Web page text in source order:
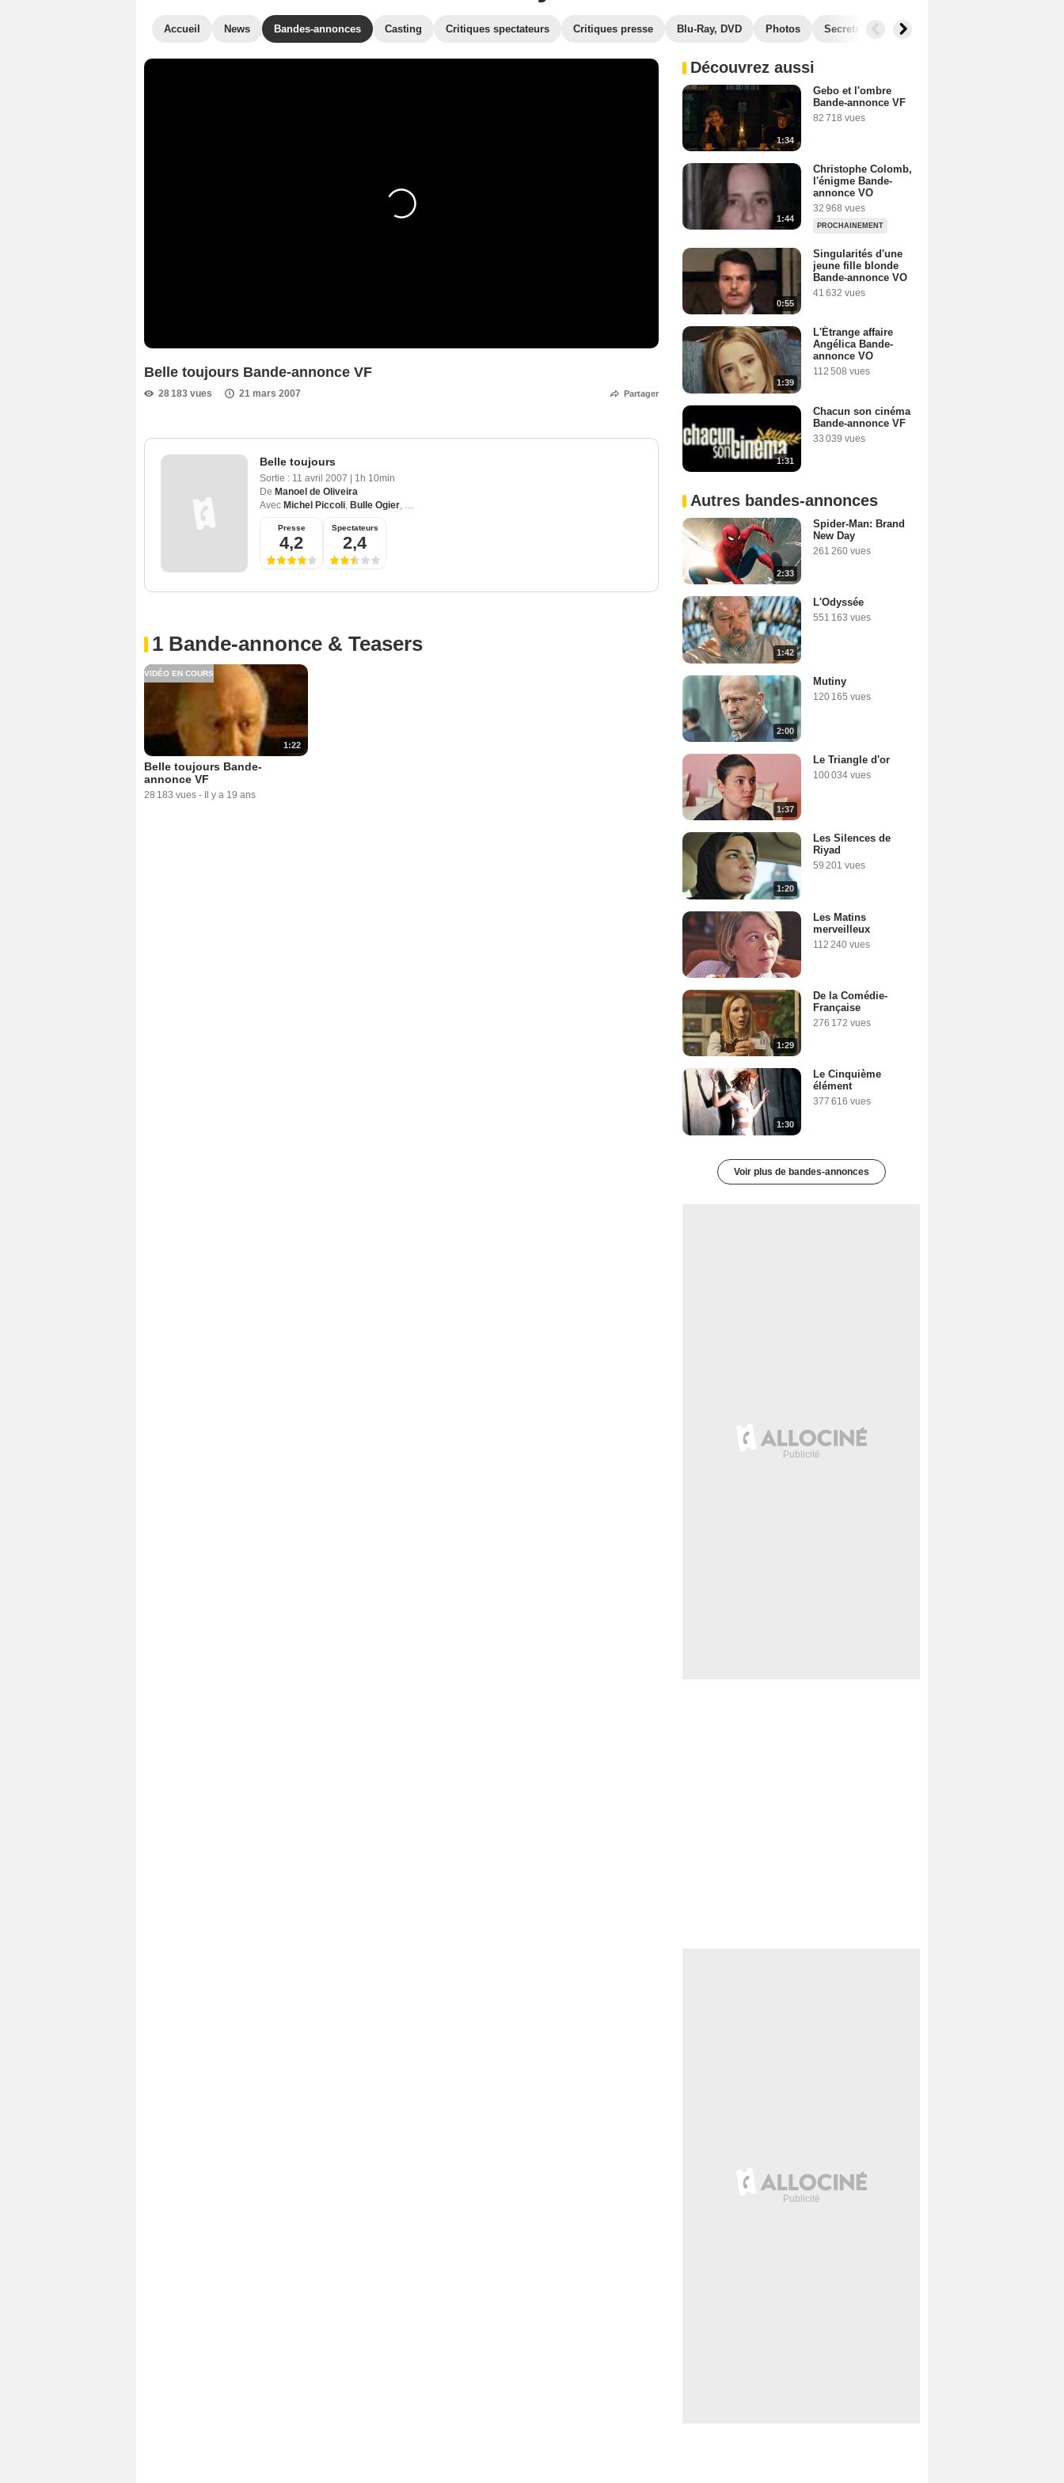
Accueil News Bandes-annonces Casting Critiques spectateurs Critiques presse Blu-Ray, DVD Photos Secrets de tournage
Belle toujours Bande-annonce VF
28 183 vues 21 mars 2007 Partager
Belle toujours
Sortie : 11 avril 2007
1h 10min
De Manoel de Oliveira
Avec Michel Piccoli, Bulle Ogier, Ricardo Trepa
Presse
4,2
Spectateurs
2,4
1 Bande-annonce & Teasers
1:22
VIDÉO EN COURS
Belle toujours Bande-
annonce VF
28 183 vues - Il y a 19 ans
Découvrez aussi
1:34
Gebo et l'ombre
Bande-annonce VF
82 718 vues
1:44
Christophe Colomb,
l'énigme Bande-
annonce VO
32 968 vues
PROCHAINEMENT
0:55
Singularités d'une
jeune fille blonde
Bande-annonce VO
41 632 vues
1:39
L'Étrange affaire
Angélica Bande-
annonce VO
112 508 vues
1:31
Chacun son cinéma
Bande-annonce VF
33 039 vues
Autres bandes-annonces
2:33
Spider-Man: Brand
New Day
261 260 vues
1:42
L'Odyssée
551 163 vues
2:00
Mutiny
120 165 vues
1:37
Le Triangle d'or
100 034 vues
1:20
Les Silences de
Riyad
59 201 vues
Les Matins
merveilleux
112 240 vues
1:29
De la Comédie-
Française
276 172 vues
1:30
Le Cinquième
élément
377 616 vues
Voir plus de bandes-annonces